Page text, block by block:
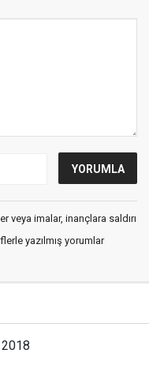
veya imalar, inançlara saldırı
yazılmış yorumlar